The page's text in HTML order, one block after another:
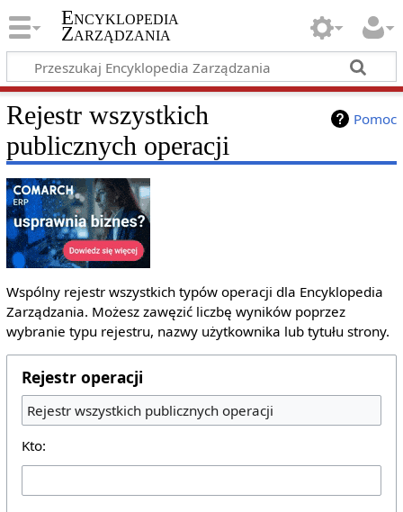
Encyklopedia
Zarządzania
Pomoc
Rejestr wszystkich
publicznych operacji
Wspólny rejestr wszystkich typów operacji dla Encyklopedia
Zarządzania. Możesz zawęzić liczbę wyników poprzez
wybranie typu rejestru, nazwy użytkownika lub tytułu strony.
Rejestr operacji
Rejestr wszystkich publicznych operacji
Kto: